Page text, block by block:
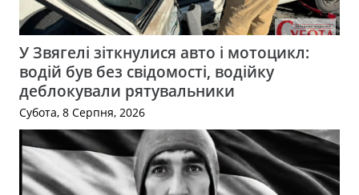
У Звягелі зіткнулися авто і мотоцикл:
водій був без свідомості, водійку
деблокували рятувальники
Субота, 8 Серпня, 2026